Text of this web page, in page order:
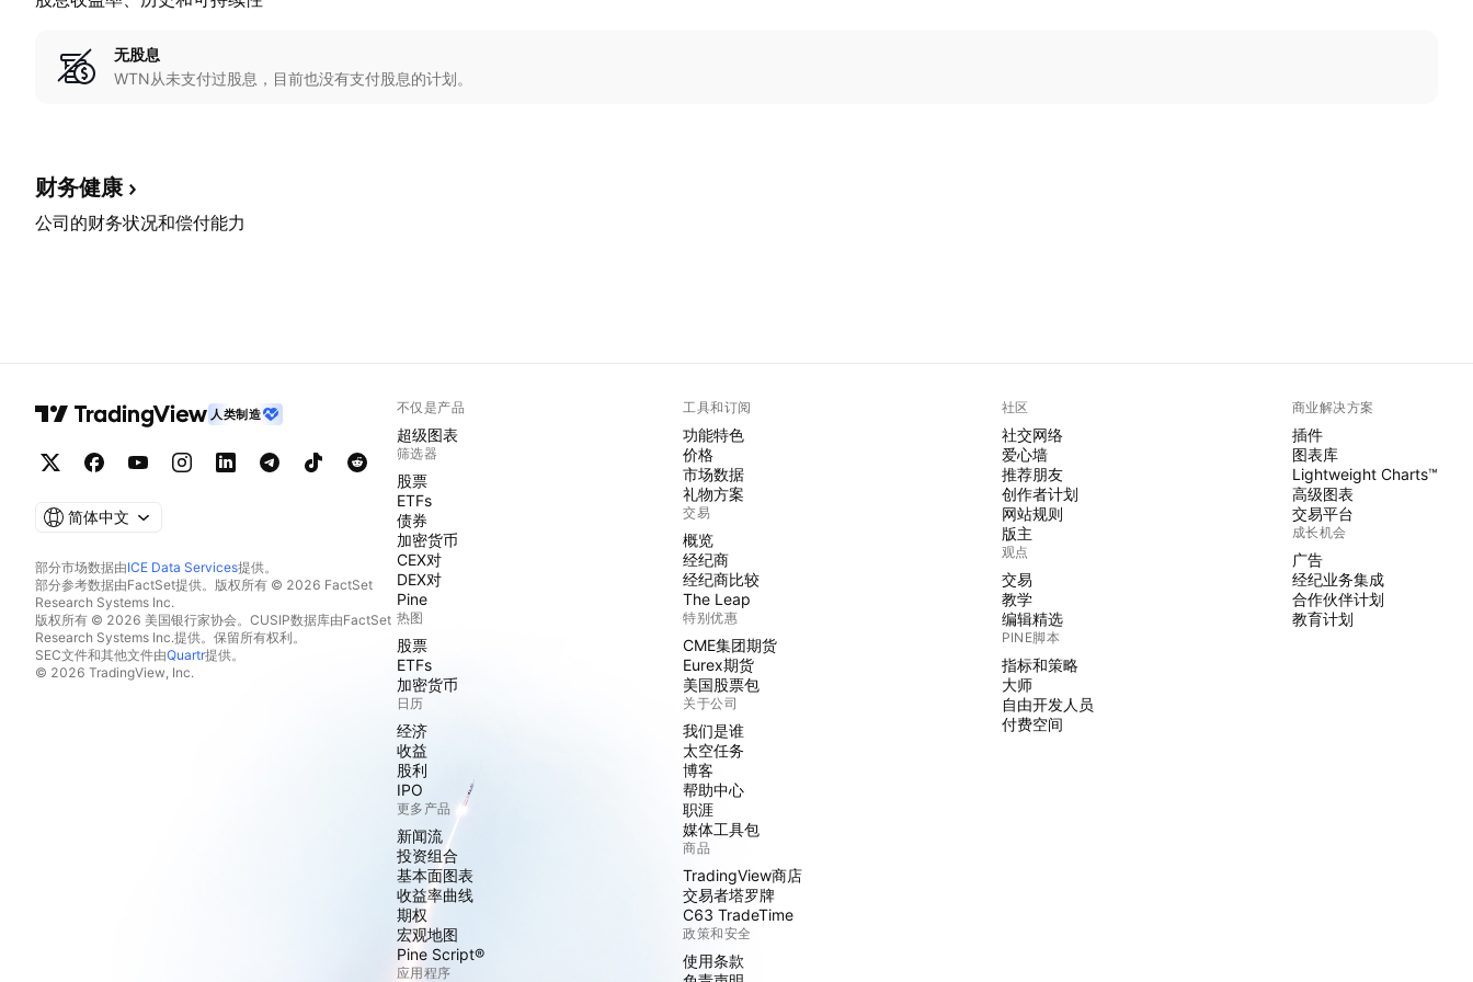
无股息
WTN从未支付过股息，目前也没有支付股息的计划。
财务健康
公司的财务状况和偿付能力
人类制造
简体中文
部分市场数据由ICE Data Services提供。
部分参考数据由FactSet提供。版权所有 © 2026 FactSet
Research Systems Inc.
版权所有 © 2026 美国银行家协会。CUSIP数据库由FactSet
Research Systems Inc.提供。保留所有权利。
SEC文件和其他文件由Quartr提供。
© 2026 TradingView, Inc.
不仅是产品
超级图表
筛选器
股票
ETFs
债券
加密货币
CEX对
DEX对
Pine
热图
股票
ETFs
加密货币
日历
经济
收益
股利
IPO
更多产品
新闻流
投资组合
基本面图表
收益率曲线
期权
宏观地图
Pine Script®
应用程序
工具和订阅
功能特色
价格
市场数据
礼物方案
交易
概览
经纪商
经纪商比较
The Leap
特别优惠
CME集团期货
Eurex期货
美国股票包
关于公司
我们是谁
太空任务
博客
帮助中心
职涯
媒体工具包
商品
TradingView商店
交易者塔罗牌
C63 TradeTime
政策和安全
使用条款
社区
社交网络
爱心墙
推荐朋友
创作者计划
网站规则
版主
观点
交易
教学
编辑精选
PINE脚本
指标和策略
大师
自由开发人员
付费空间
商业解决方案
插件
图表库
Lightweight Charts™
高级图表
交易平台
成长机会
广告
经纪业务集成
合作伙伴计划
教育计划